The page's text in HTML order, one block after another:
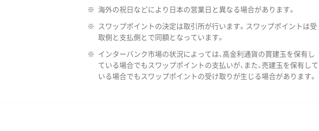
※ 海外の祝日などにより日本の営業日と異なる場合があります。
※
スワップポイントの決定は取引所が行います。スワップポイントは受
取側と支払側とで同額となっています。
※
インターバンク市場の状況によっては、高金利通貨の買建玉を保有し
ている場合でもスワップポイントの支払いが、また、売建玉を保有して
いる場合でもスワップポイントの受け取りが生じる場合があります。